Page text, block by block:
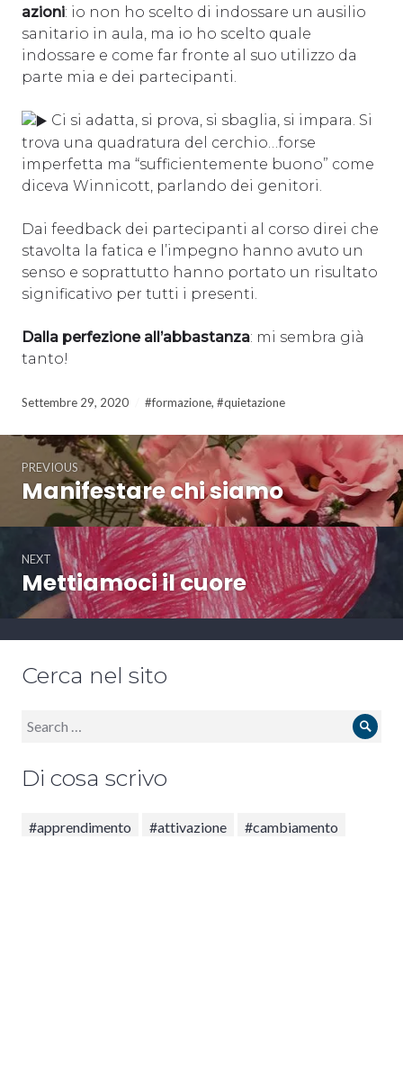
azioni: io non ho scelto di indossare un ausilio
sanitario in aula, ma io ho scelto quale
indossare e come far fronte al suo utilizzo da
parte mia e dei partecipanti.
Ci si adatta, si prova, si sbaglia, si impara. Si
trova una quadratura del cerchio…forse
imperfetta ma “sufficientemente buono” come
diceva Winnicott, parlando dei genitori.
Dai feedback dei partecipanti al corso direi che
stavolta la fatica e l’impegno hanno avuto un
senso e soprattutto hanno portato un risultato
significativo per tutti i presenti.
Dalla perfezione all’abbastanza: mi sembra già
tanto!
Settembre 29, 2020 #formazione, #quietazione
Navigazione
articoli
PREVIOUS
Previous
Manifestare chi siamo
NEXT
Next
post:
Mettiamoci il cuore
Cerca nel sito
Search
Di cosa scrivo
#apprendimento #attivazione
#cambiamento